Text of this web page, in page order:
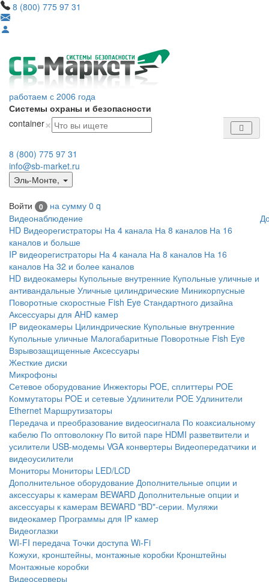
8 (800) 775 97 31
работаем с 2006 года
Системы охраны и безопасности
container×
8 (800) 775 97 31
info@sb-market.ru
Эль-Монте,
Войти 0 на сумму 0 q
Видеонаблюдение
HD Видеорегистраторы На 4 канала На 8 каналов На 16
каналов и больше
IP видеорегистраторы На 4 канала На 8 каналов На 16
каналов На 32 и более каналов
HD видеокамеры Купольные внутренние Купольные уличные и
антивандальные Уличные цилиндрические Миникорпусные
Поворотные скоростные Fish Eye Стандартного дизайна
Аксессуары для AHD камер
IP видеокамеры Цилиндрические Купольные внутренние
Купольные уличные Малогабаритные Поворотные Fish Eye
Взрывозащищенные Аксессуары
Жесткие диски
Микрофоны
Сетевое оборудование Инжекторы POE, сплиттеры POE
Коммутаторы POE и сетевые Удлинители POE Удлинители
Ethernet Маршрутизаторы
Передача и преобразование видеосигнала По коаксиальному
кабелю По оптоволокну По витой паре HDMI разветвители и
усилители USB-модемы VGA конвертеры Видеопередатчики и
видеоусилители
Мониторы Мониторы LED/LCD
Дополнительное оборудование Дополнительные опции и
аксессуары к камерам BEWARD Дополнительные опции и
аксессуары к камерам BEWARD "BD"-серии. Муляжи
видеокамер Программы для IP камер
Видеоглазки
WI-FI передача Точки доступа Wi-Fi
Кожухи, кронштейны, монтажные коробки Кронштейны
Монтажные коробки
Видеосерверы